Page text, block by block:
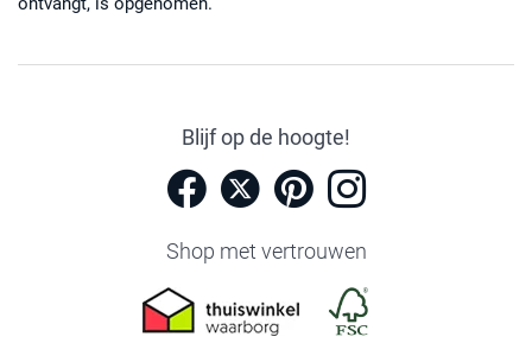
Blijf op de hoogte!
Shop met vertrouwen